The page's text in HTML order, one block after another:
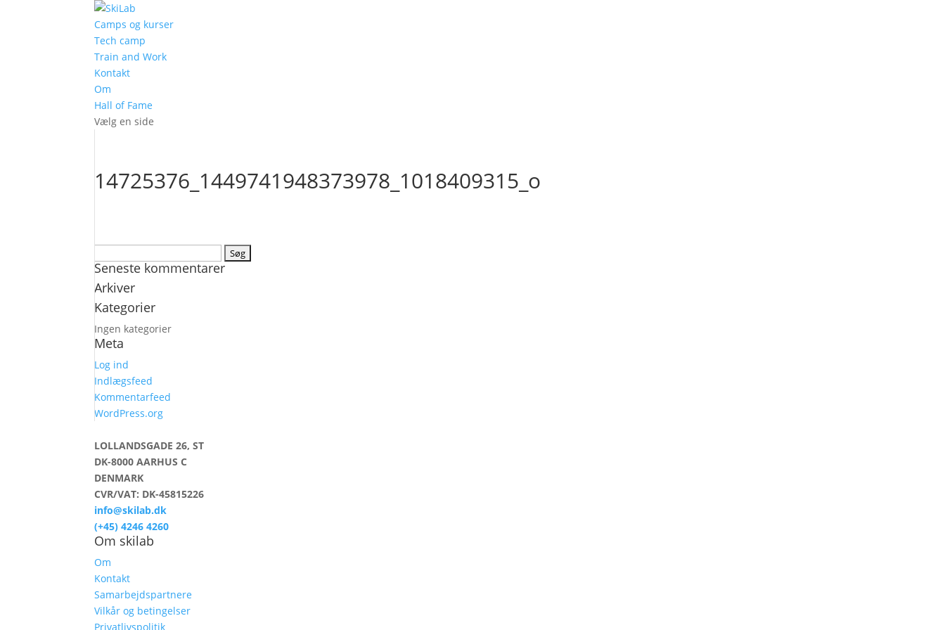
Camps og kurser
Tech camp
Train and Work
Kontakt
Om
Hall of Fame
Vælg en side
14725376_1449741948373978_1018409315_o
efter:
Seneste kommentarer
Arkiver
Kategorier
Ingen kategorier
Meta
Log ind
Indlægsfeed
Kommentarfeed
WordPress.org
LOLLANDSGADE 26, ST
DK-8000 AARHUS C
DENMARK
CVR/VAT: DK-45815226
info@skilab.dk
(+45) 4246 4260
Om skilab
Om
Kontakt
Samarbejdspartnere
Vilkår og betingelser
Privatlivspolitik